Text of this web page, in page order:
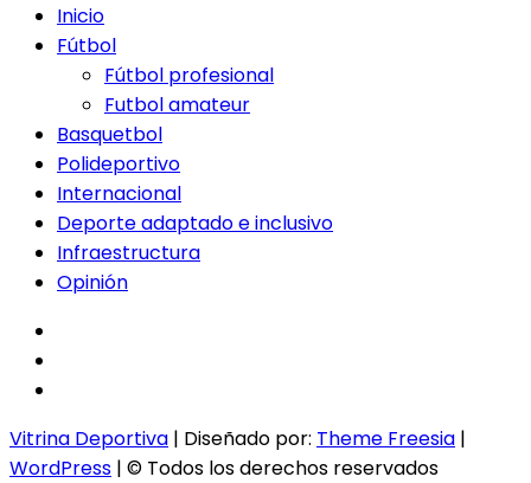
Inicio
Fútbol
Fútbol profesional
Futbol amateur
Basquetbol
Polideportivo
Internacional
Deporte adaptado e inclusivo
Infraestructura
Opinión
Vitrina Deportiva | Diseñado por: Theme Freesia |
WordPress | © Todos los derechos reservados